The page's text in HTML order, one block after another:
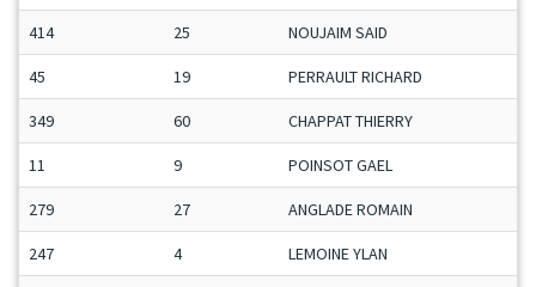
414 25 NOUJAIM SAID
45 19 PERRAULT RICHARD
349 60 CHAPPAT THIERRY
11 9 POINSOT GAEL
279 27 ANGLADE ROMAIN
247 4 LEMOINE YLAN